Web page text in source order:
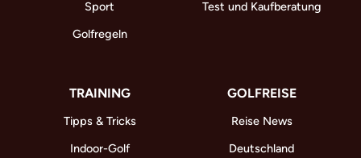
Sport
Golfregeln
Test und Kaufberatung
TRAINING
Tipps & Tricks
Indoor-Golf
GOLFREISE
Reise News
Deutschland